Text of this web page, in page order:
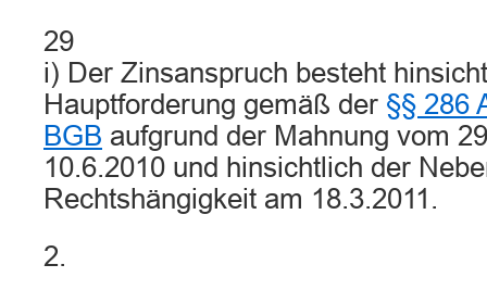
29
i) Der Zinsanspruch besteht
Hauptforderung gemäß der §§ 286
BGB aufgrund der Mahnung vom
10.6.2010 und hinsichtlich der
Rechtshängigkeit am 18.3.2011.
2.